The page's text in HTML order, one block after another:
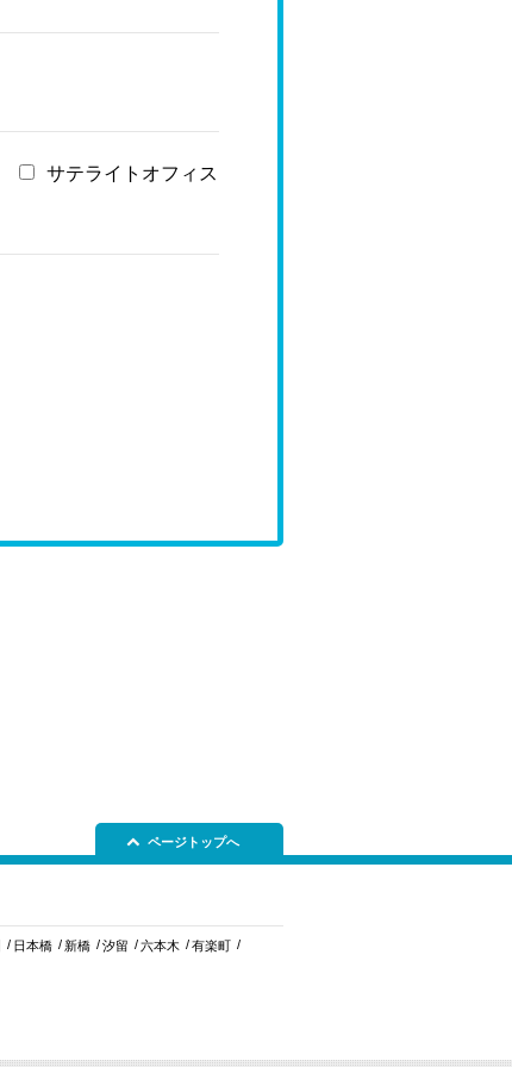
サテライトオフィス
ページトップへ
日本橋 新橋 汐留 六本木
有楽町